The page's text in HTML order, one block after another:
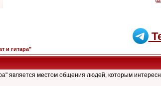
и гитара"
является местом общения людей, которым